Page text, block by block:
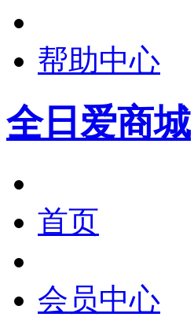
帮助中心
全日爱商城
首页
会员中心